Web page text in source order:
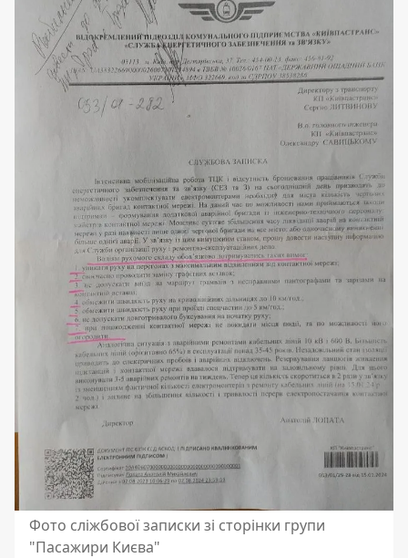
Фото сліжбової записки зі сторінки групи
"Пасажири Києва"